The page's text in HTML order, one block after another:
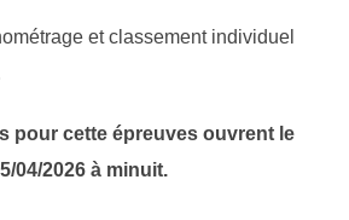
et classement individuel
pour cette épreuves ouvrent le
04/2026 à minuit.